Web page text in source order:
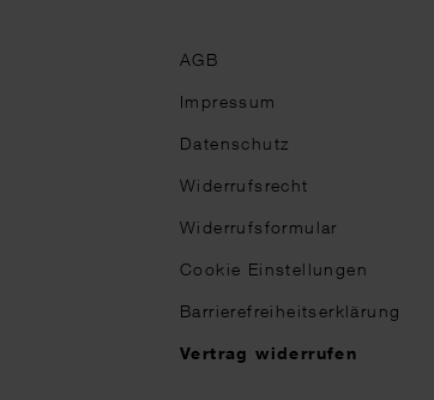
AGB
Impressum
Datenschutz
Widerrufsrecht
Widerrufsformular
Cookie Einstellungen
Barrierefreiheitserklärung
Vertrag widerrufen